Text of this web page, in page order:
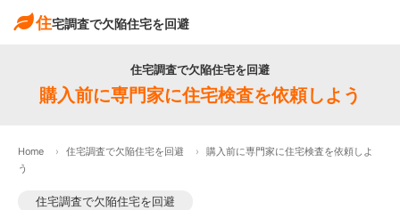
住宅調査で欠陥住宅を回避
住宅調査で欠陥住宅を回避
購入前に専門家に住宅検査を依頼しよう
Home 住宅調査で欠陥住宅を回避
購入前に専門家に住宅検査を依頼しよ
う
住宅調査で欠陥住宅を回避